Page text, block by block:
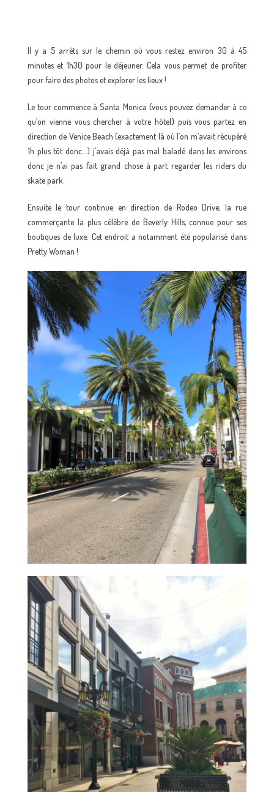
Il y a 5 arrêts sur le chemin où vous restez environ 30 à 45
minutes et 1h30 pour le déjeuner. Cela vous permet de profiter
pour faire des photos et explorer les lieux !
Le tour commence à Santa Monica (vous pouvez demander à ce
qu’on vienne vous chercher à votre hôtel) puis vous partez en
direction de Venice Beach (exactement là où l’on m’avait récupéré
1h plus tôt donc…) j’avais déjà pas mal baladé dans les environs
donc je n’ai pas fait grand chose à part regarder les riders du
skate park.
Ensuite le tour continue en direction de Rodeo Drive, la rue
commerçante la plus célèbre de Beverly Hills, connue pour ses
boutiques de luxe. Cet endroit a notamment été popularisé dans
Pretty Woman !